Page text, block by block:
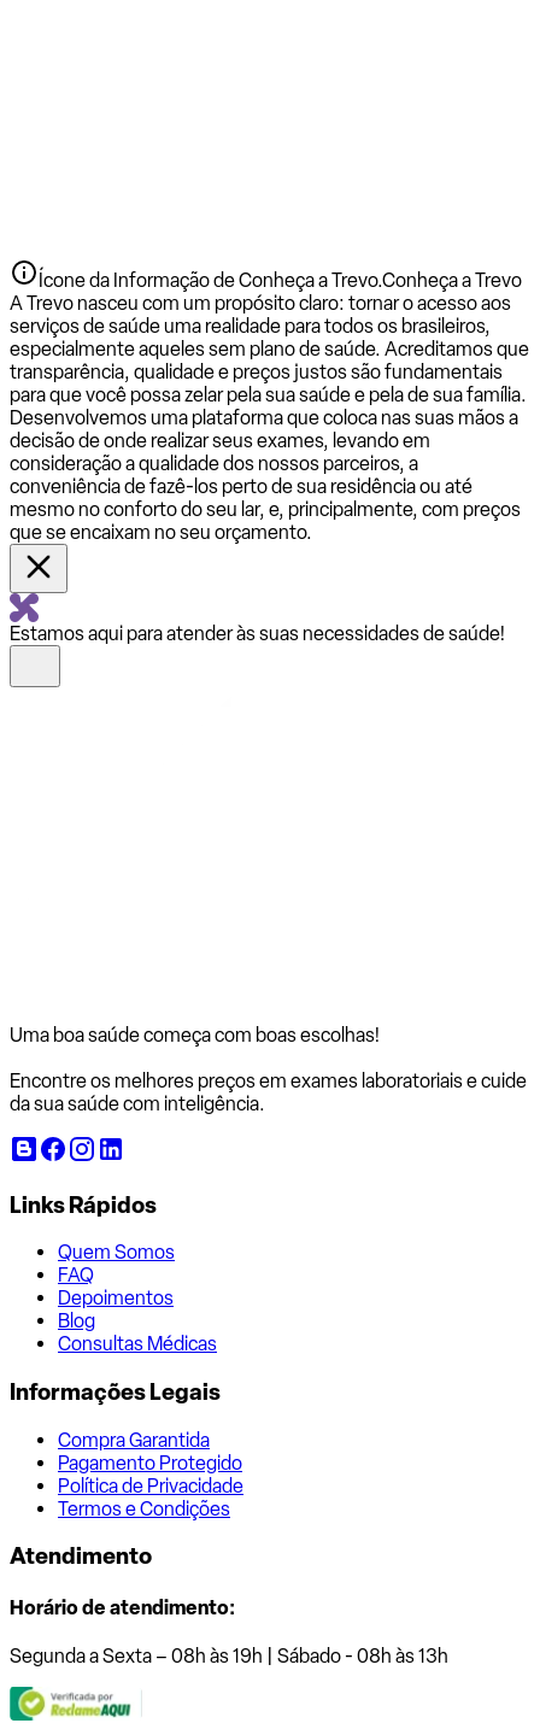
Ícone da Informação de Conheça a Trevo.Conheça a Trevo
A Trevo nasceu com um propósito claro: tornar o acesso aos
serviços de saúde uma realidade para todos os brasileiros,
especialmente aqueles sem plano de saúde. Acreditamos que
transparência, qualidade e preços justos são fundamentais
para que você possa zelar pela sua saúde e pela de sua família.
Desenvolvemos uma plataforma que coloca nas suas mãos a
decisão de onde realizar seus exames, levando em
consideração a qualidade dos nossos parceiros, a
conveniência de fazê-los perto de sua residência ou até
mesmo no conforto do seu lar, e, principalmente, com preços
que se encaixam no seu orçamento.
Estamos aqui para atender às suas necessidades de saúde!
Uma boa saúde começa com boas escolhas!
Encontre os melhores preços em exames laboratoriais e cuide
da sua saúde com inteligência.
Links Rápidos
Quem Somos
FAQ
Depoimentos
Blog
Consultas Médicas
Informações Legais
Compra Garantida
Pagamento Protegido
Política de Privacidade
Termos e Condições
Atendimento
Horário de atendimento:
Segunda a Sexta – 08h às 19h | Sábado - 08h às 13h